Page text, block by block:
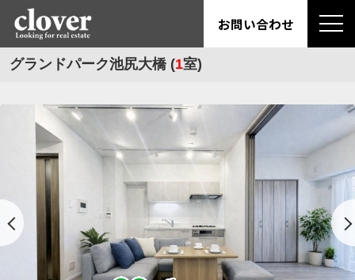
お問い合わせ
グランドパーク池尻大橋 (1室)